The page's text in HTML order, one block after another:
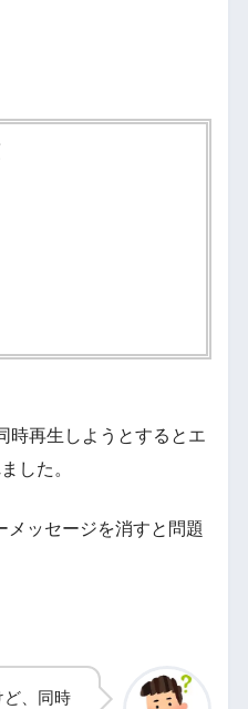
時再生しようとするとエ
した。
メッセージを消すと問題
ど、同時